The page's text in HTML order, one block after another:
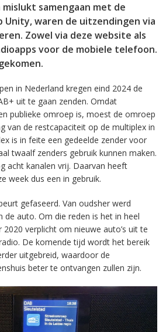
samengaan met de
Unity, waren de uitzendingen via
Zowel via deze website als
voor de mobiele telefoon.
in Nederland kregen eind 2024 de
uit te gaan zenden. Omdat
publieke omroep is, moest de omroep
van de restcapaciteit op de multiplex in
is in feite een gedeelde zender voor
twaalf zenders gebruik kunnen maken.
acht kanalen vrij. Daarvan heeft
week dus een in gebruik.
gefaseerd. Van oudsher werd
de auto. Om die reden is het in heel
2020 verplicht om nieuwe auto’s uit te
De komende tijd wordt het bereik
uitgebreid, waardoor de
beter te ontvangen zullen zijn.